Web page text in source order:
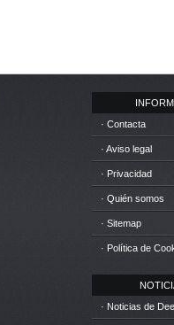
· Contacta
· Aviso legal
· Privacidad
· Quién somos
· Sitemap
· Política de
· Noticias de